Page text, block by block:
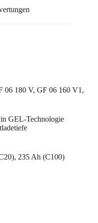
06 180 V, GF 06 160 V1,
GEL-Technologie
235 Ah (C100)